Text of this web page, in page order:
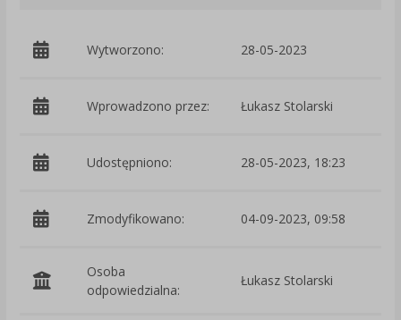
Wytworzono: 28-05-2023
Wprowadzono przez: Łukasz Stolarski
Udostępniono: 28-05-2023, 18:23
Zmodyfikowano: 04-09-2023, 09:58
Osoba
odpowiedzialna:
Łukasz Stolarski